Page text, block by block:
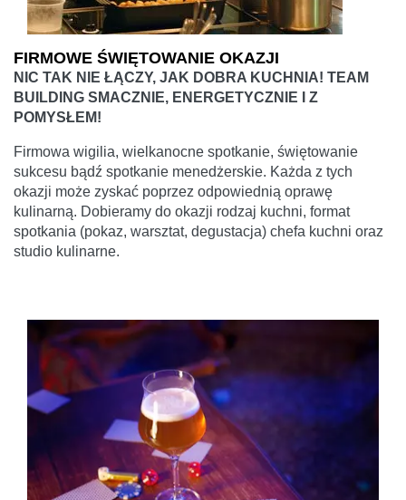
FIRMOWE ŚWIĘTOWANIE OKAZJI
NIC TAK NIE ŁĄCZY, JAK DOBRA KUCHNIA! TEAM
BUILDING SMACZNIE, ENERGETYCZNIE I Z
POMYSŁEM!
Firmowa wigilia, wielkanocne spotkanie, świętowanie
sukcesu bądź spotkanie menedżerskie. Każda z tych
okazji może zyskać poprzez odpowiednią oprawę
kulinarną. Dobieramy do okazji rodzaj kuchni, format
spotkania (pokaz, warsztat, degustacja) chefa kuchni oraz
studio kulinarne.